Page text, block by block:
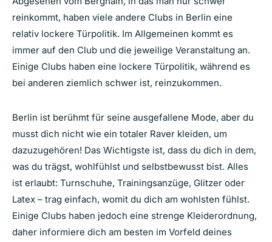
reinkommt, haben viele andere Clubs in Berlin eine
relativ lockere Türpolitik. Im Allgemeinen kommt es
immer auf den Club und die jeweilige Veranstaltung an.
Einige Clubs haben eine lockere Türpolitik, während es
bei anderen ziemlich schwer ist, reinzukommen.
Berlin ist berühmt für seine ausgefallene Mode, aber du
musst dich nicht wie ein totaler Raver kleiden, um
dazuzugehören! Das Wichtigste ist, dass du dich in dem,
was du trägst, wohlfühlst und selbstbewusst bist. Alles
ist erlaubt: Turnschuhe, Trainingsanzüge, Glitzer oder
Latex – trag einfach, womit du dich am wohlsten fühlst.
Einige Clubs haben jedoch eine strenge Kleiderordnung,
daher informiere dich am besten im Vorfeld deines